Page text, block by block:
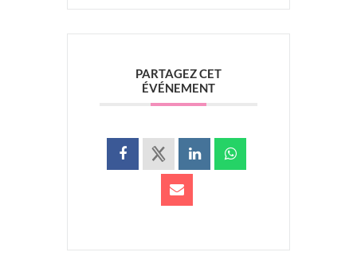
PARTAGEZ CET
ÉVÉNEMENT